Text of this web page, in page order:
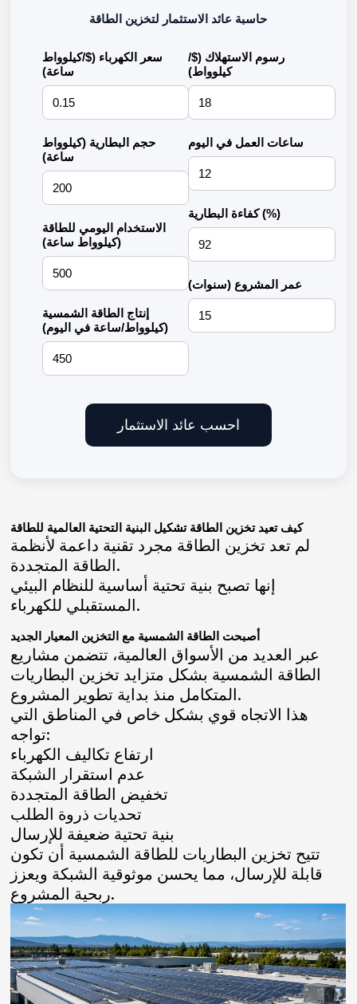
حاسبة عائد الاستثمار لتخزين الطاقة
سعر الكهرباء ($/كيلوواط
ساعة)
حجم البطارية (كيلوواط
ساعة)
الاستخدام اليومي للطاقة
(كيلوواط ساعة)
إنتاج الطاقة الشمسية
(كيلوواط/ساعة في اليوم)
رسوم الاستهلاك ($/
كيلوواط)
ساعات العمل في اليوم
كفاءة البطارية (%)
عمر المشروع (سنوات)
احسب عائد الاستثمار
كيف تعيد تخزين الطاقة تشكيل البنية التحتية العالمية للطاقة
لم تعد تخزين الطاقة مجرد تقنية داعمة لأنظمة
الطاقة المتجددة.
إنها تصبح بنية تحتية أساسية للنظام البيئي
المستقبلي للكهرباء.
أصبحت الطاقة الشمسية مع التخزين المعيار الجديد
عبر العديد من الأسواق العالمية، تتضمن مشاريع
الطاقة الشمسية بشكل متزايد تخزين البطاريات
المتكامل منذ بداية تطوير المشروع.
هذا الاتجاه قوي بشكل خاص في المناطق التي
تواجه:
ارتفاع تكاليف الكهرباء
عدم استقرار الشبكة
تخفيض الطاقة المتجددة
تحديات ذروة الطلب
بنية تحتية ضعيفة للإرسال
تتيح تخزين البطاريات للطاقة الشمسية أن تكون
قابلة للإرسال، مما يحسن موثوقية الشبكة ويعزز
ربحية المشروع.